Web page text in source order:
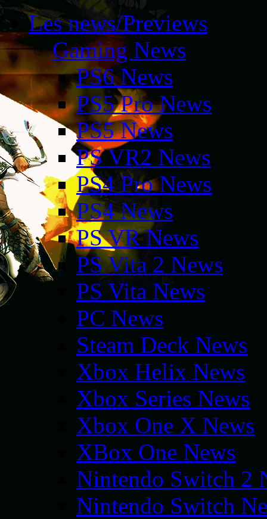
Les news/Previews
Gaming News
PS6 News
PS5 Pro News
PS5 News
PS VR2 News
PS4 Pro News
PS4 News
PS VR News
PS Vita 2 News
PS Vita News
PC News
Steam Deck News
Xbox Helix News
Xbox Series News
Xbox One X News
XBox One News
Nintendo Switch 2
Nintendo Switch